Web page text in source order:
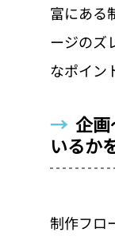
富にある
ージのズ
なポイン
→ 企
いるか
制作フロ